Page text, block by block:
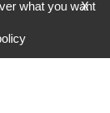
X
what you want